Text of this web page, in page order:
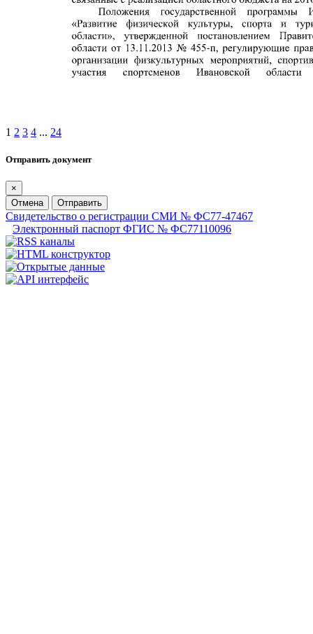
1 2 3 4 ... 24
Отправить документ
×
Отмена
Отправить
Свидетельство о регистрации СМИ № ФС77-47467
Электронный паспорт ФГИС № ФС77110096